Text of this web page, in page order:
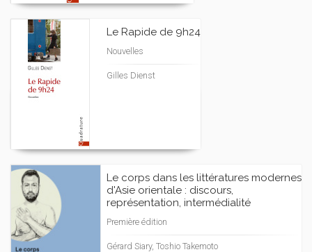
Le Rapide de 9h24
Nouvelles
Gilles Dienst
Le corps dans les littératures modernes
d'Asie orientale : discours,
représentation, intermédialité
Première édition
Gérard Siary, Toshio Takemoto